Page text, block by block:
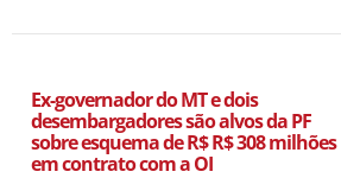
Ex-governador do MT e dois
desembargadores são alvos da PF
sobre esquema de R$ R$ 308 milhões
em contrato com a OI